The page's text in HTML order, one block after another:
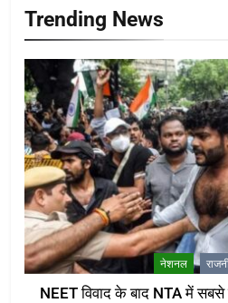
Trending News
नेशनल
NEET विवाद के बाद NTA में सबसे